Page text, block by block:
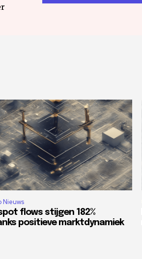
Nieuws
flows stijgen 182%
positieve marktdynamiek